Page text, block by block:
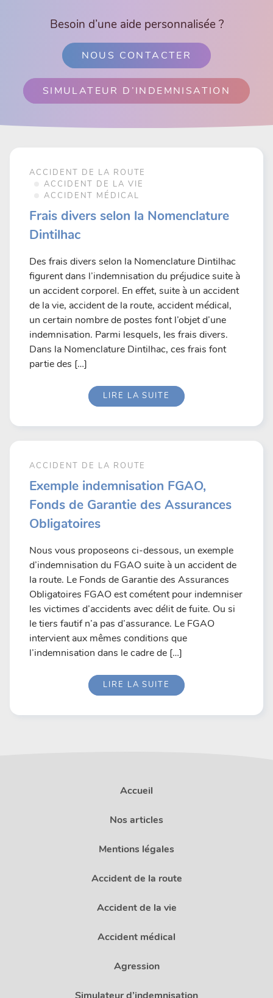
Besoin d’une aide personnalisée ?
NOUS CONTACTER
SIMULATEUR D’INDEMNISATION
ACCIDENT DE LA ROUTE
ACCIDENT DE LA VIE
ACCIDENT MÉDICAL
Frais divers selon la Nomenclature
Dintilhac
Des frais divers selon la Nomenclature Dintilhac
figurent dans l’indemnisation du préjudice suite à
un accident corporel. En effet, suite à un accident
de la vie, accident de la route, accident médical,
un certain nombre de postes font l’objet d’une
indemnisation. Parmi lesquels, les frais divers.
Dans la Nomenclature Dintilhac, ces frais font
partie des […]
LIRE LA SUITE
ACCIDENT DE LA ROUTE
Exemple indemnisation FGAO,
Fonds de Garantie des Assurances
Obligatoires
Nous vous proposeons ci-dessous, un exemple
d’indemnisation du FGAO suite à un accident de
la route. Le Fonds de Garantie des Assurances
Obligatoires FGAO est cométent pour indemniser
les victimes d’accidents avec délit de fuite. Ou si
le tiers fautif n’a pas d’assurance. Le FGAO
intervient aux mêmes conditions que
l’indemnisation dans le cadre de […]
LIRE LA SUITE
Accueil
Nos articles
Mentions légales
Accident de la route
Accident de la vie
Accident médical
Agression